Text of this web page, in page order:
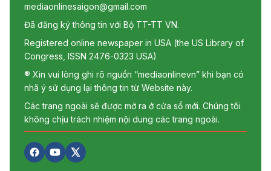
mediaonlinesaigon@gmail.com
Đã đăng ký thông tin với Bộ TT-TT VN.
Registered online newspaper in USA (the US Library of
Congress, ISSN 2476-0323 USA)
® Xin vui lòng ghi rõ nguồn “mediaonlinevn” khi bạn có
nhã ý sử dụng lại thông tin từ Website này.
Các trang ngoài sẽ được mở ra ở cửa sổ mới. Chúng tôi
không chịu trách nhiệm nội dung các trang ngoài.